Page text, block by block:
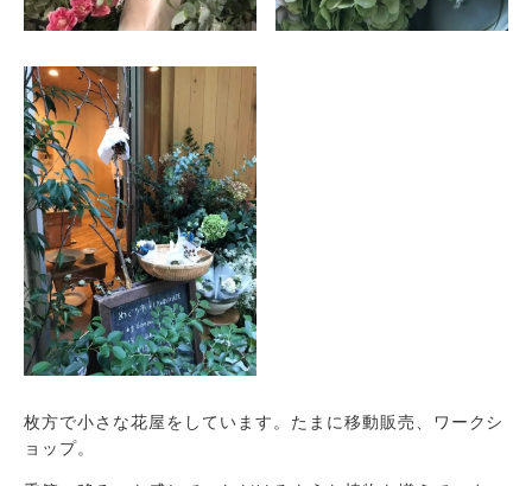
枚方で小さな花屋をしています。たまに移動販売、ワークシ
ョップ。